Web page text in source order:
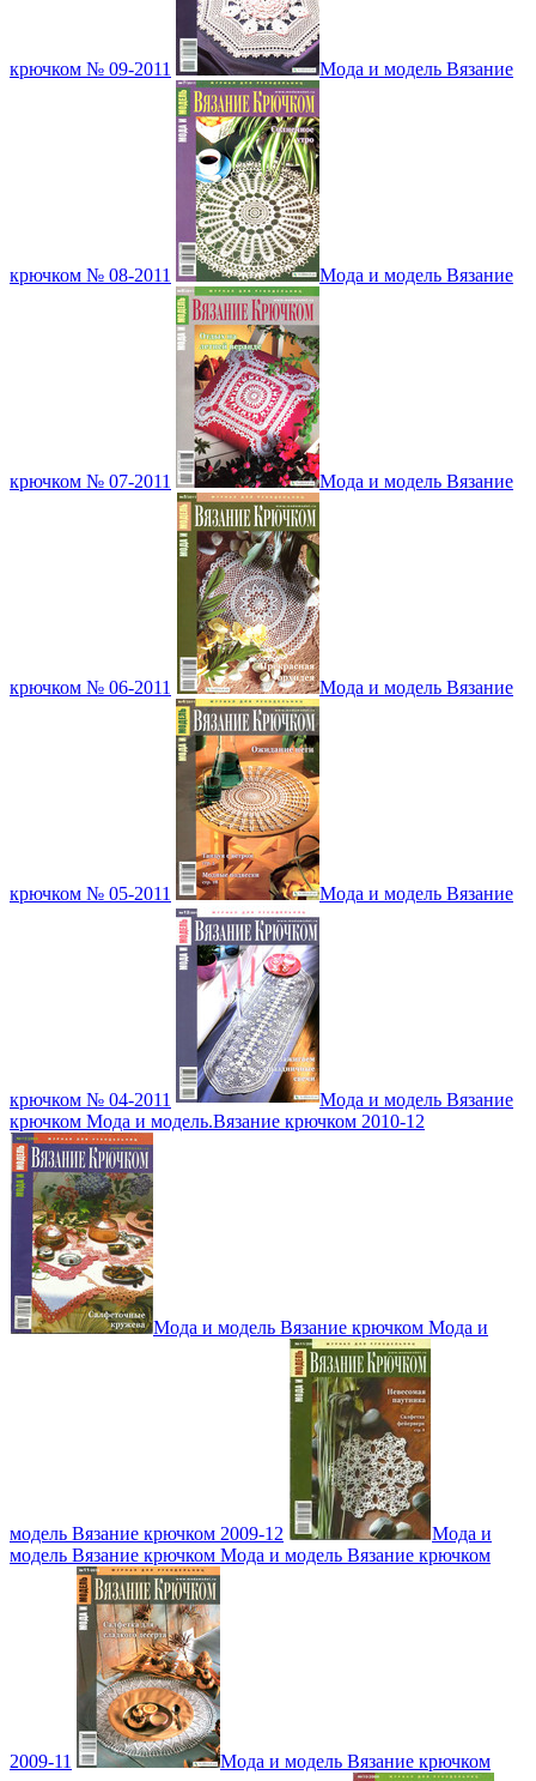
крючком № 09-2011 Мода и модель Вязание
крючком № 08-2011 Мода и модель Вязание
крючком № 07-2011 Мода и модель Вязание
крючком № 06-2011 Мода и модель Вязание
крючком № 05-2011 Мода и модель Вязание
крючком № 04-2011
Мода и модель Вязание
крючком Мода и модель.Вязание крючком 2010-12
Мода и модель Вязание крючком Мода и
модель Вязание крючком 2009-12
Мода и
модель Вязание крючком Мода и модель Вязание крючком
2009-11 Мода и модель Вязание крючком